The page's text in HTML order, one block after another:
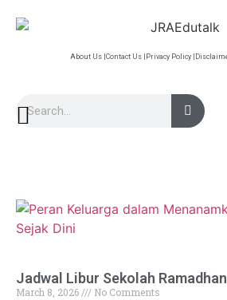
About Us | Contact Us | Privacy Policy |
Jadwal Libur Sekolah
March 8, 2026 No Comments